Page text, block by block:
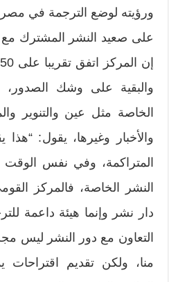
‬ورؤيته لوضع الترجمة في
الخاصة مثل عين والتنوير
المتراكمة،‮ ‬وفي نفس
النشر الخاصة،‮
التعاون مع دور النشر ليس